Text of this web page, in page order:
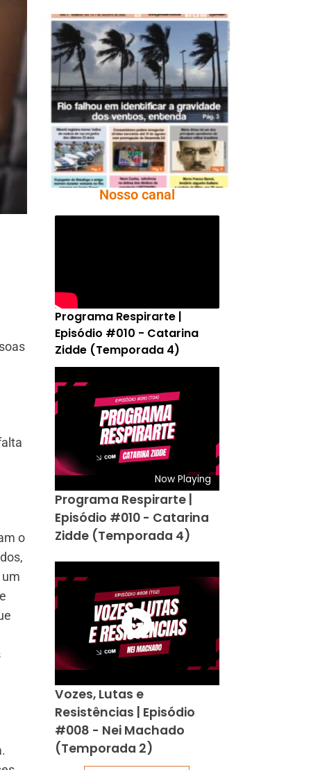
o
Ano X – Número 366
01 A 07 De Agosto De
2026
Nosso canal
Programa Respirarte |
Episódio #010 - Catarina
Zidde (Temporada 4)
Now Playing
Programa Respirarte |
Episódio #010 - Catarina
Zidde (Temporada 4)
Vozes, Lutas e
Resistências | Episódio
#008 - Nei Machado
(Temporada 2)